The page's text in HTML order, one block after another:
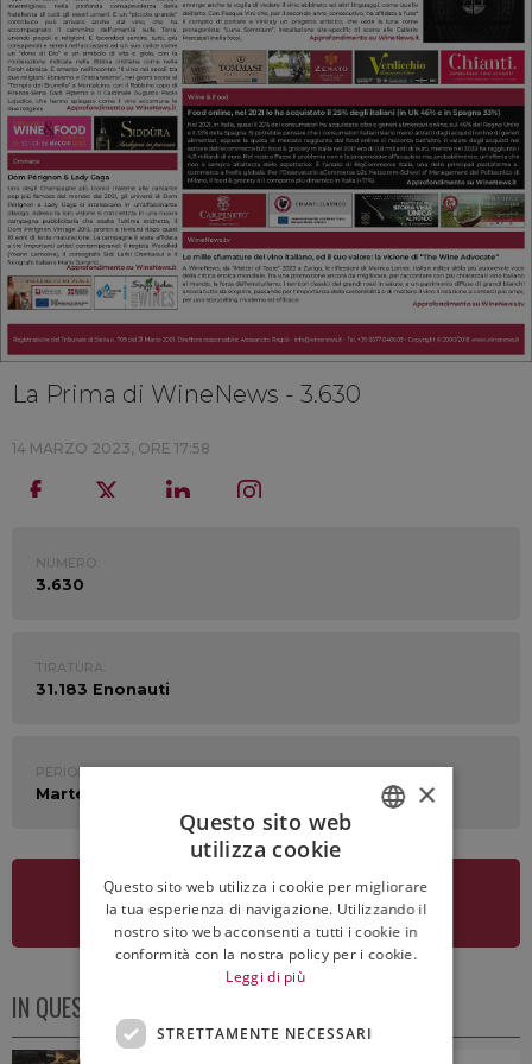
La Prima di WineNews - 3.630
14 MARZO 2023, ORE 17:58
NUMERO:
3.630
TIRATURA:
31.183 Enonauti
PERIODO:
Martedì 14 Marzo 2023
VEDI LA NEWSLETTER
IN QUESTO NUMERO
ENGLISH
×
Questo sito web
utilizza cookie
Questo sito web utilizza i cookie per migliorare
la tua esperienza di navigazione. Utilizzando il
nostro sito web acconsenti a tutti i cookie in
conformità con la nostra policy per i cookie.
Leggi di più
STRETTAMENTE NECESSARI